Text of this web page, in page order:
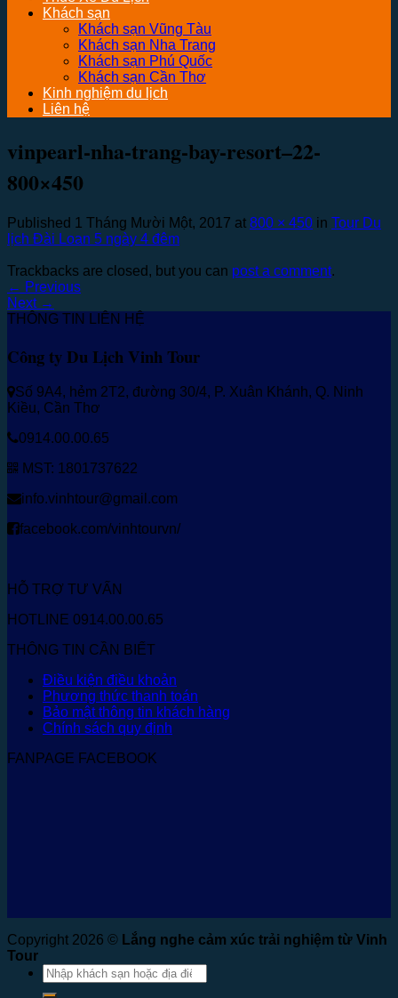
Khách sạn
Khách sạn Vũng Tàu
Khách sạn Nha Trang
Khách sạn Phú Quốc
Khách sạn Cần Thơ
Kinh nghiệm du lịch
Liên hệ
vinpearl-nha-trang-bay-resort–22-
800×450
Published 1 Tháng Mười Một, 2017 at 800 × 450 in Tour Du
lịch Đài Loan 5 ngày 4 đêm
Trackbacks are closed, but you can post a comment.
← Previous
Next →
THÔNG TIN LIÊN HỆ
Công ty Du Lịch Vinh Tour
Số 9A4, hẻm 2T2, đường 30/4, P. Xuân Khánh, Q. Ninh
Kiều, Cần Thơ
0914.00.00.65
MST: 1801737622
info.vinhtour@gmail.com
facebook.com/vinhtourvn/
HỖ TRỢ TƯ VẤN
HOTLINE 0914.00.00.65
THÔNG TIN CẦN BIẾT
Điều kiện điều khoản
Phương thức thanh toán
Bảo mật thông tin khách hàng
Chính sách quy định
FANPAGE FACEBOOK
Copyright 2026 © Lắng nghe cảm xúc trải nghiệm từ Vinh
Tour
Tìm
kiếm: